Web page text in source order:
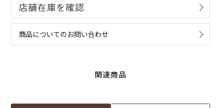
商品についてのお問い合わせ
関連商品